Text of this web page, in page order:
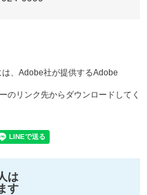
、Adobe社が提供するAdobe
のリンク先からダウンロードしてく
は
す